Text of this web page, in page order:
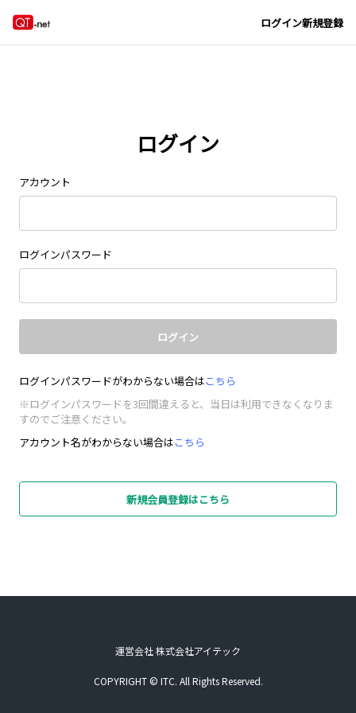
ログイン新規登録
ログイン
アカウント
ログインパスワード
ログイン
ログインパスワードがわからない場合はこちら
※ログインパスワードを3回間違えると、当日は利用できなくなりま
すのでご注意ください。
アカウント名がわからない場合はこちら
新規会員登録はこちら
運営会社 株式会社アイテック
COPYRIGHT © ITC. All Rights Reserved.